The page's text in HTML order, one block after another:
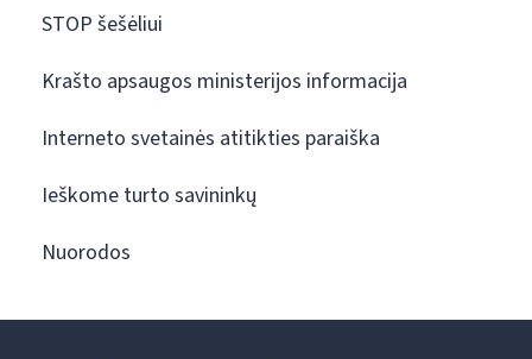
STOP šešėliui
Krašto apsaugos ministerijos informacija
Interneto svetainės atitikties paraiška
Ieškome turto savininkų
Nuorodos